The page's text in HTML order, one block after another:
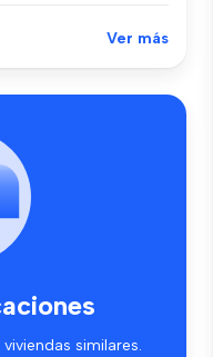
Ver más
similares.